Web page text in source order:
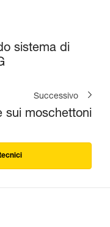
sistema di
Successivo
sui moschettoni